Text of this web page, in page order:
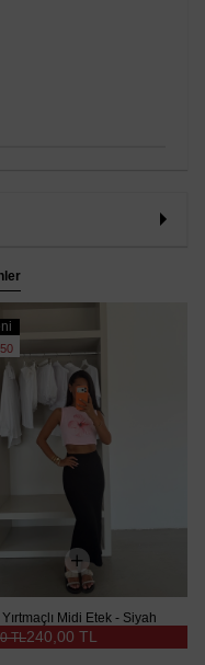
Midi Etek - Siyah
240,00 TL
TL